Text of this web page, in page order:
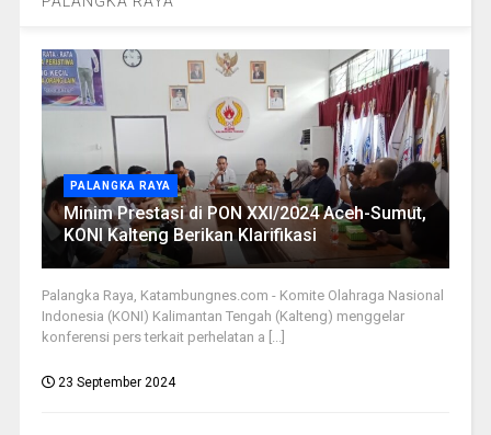
PALANGKA RAYA
Minim Prestasi di PON XXI/2024 Aceh-Sumut,
KONI Kalteng Berikan Klarifikasi
Palangka Raya, Katambungnes.com - Komite Olahraga Nasional
Indonesia (KONI) Kalimantan Tengah (Kalteng) menggelar
konferensi pers terkait perhelatan a [...]
23 September 2024